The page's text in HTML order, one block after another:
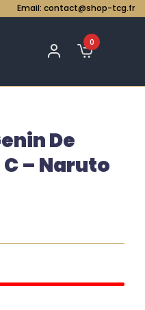
Email: contact@shop-tcg.fr
0
De
C – Naruto